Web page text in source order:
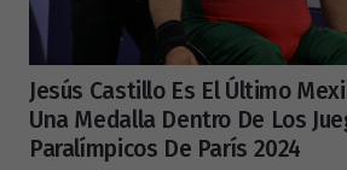
Jesús Castillo Es El Último
Una Medalla Dentro De Los
Paralímpicos De París 2024